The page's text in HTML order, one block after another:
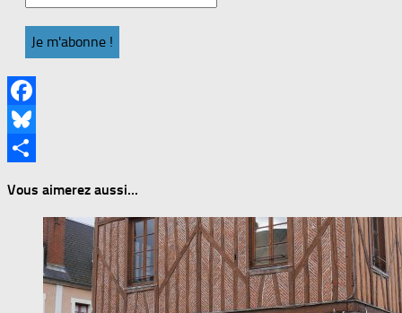
Facebook
Bluesky
Vous aimerez aussi...